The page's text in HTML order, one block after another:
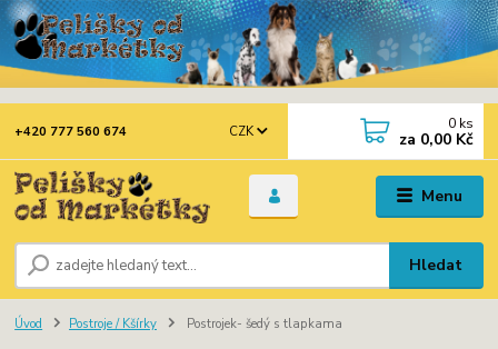
Menu
CZK
Hledat
+420 777 560 674 0 ks
za 0,00 Kč
Úvod Postroje / Kšírky Postrojek- šedý s tlapkama